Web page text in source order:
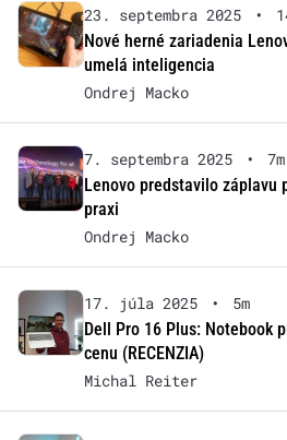
23. septembra 2025 •
Nové herné zariadenia
umelá inteligencia
Ondrej Macko
7. septembra 2025 •
7m
Lenovo predstavilo záplavu
praxi
Ondrej Macko
17. júla 2025 •
5m
Dell Pro 16 Plus: Notebook
cenu (RECENZIA)
Michal Reiter